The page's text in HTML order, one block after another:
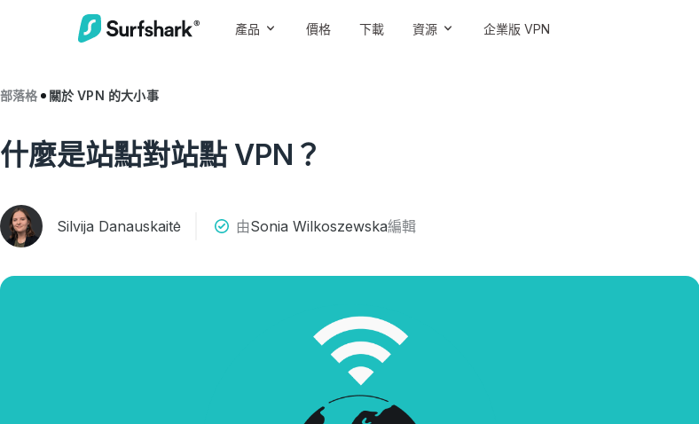
產品 價格 下載 資源 企業版 VPN
部落格 關於 VPN 的大小事
什麼是站點對站點 VPN？
Silvija Danauskaitė 由Sonia Wilkoszewska編輯